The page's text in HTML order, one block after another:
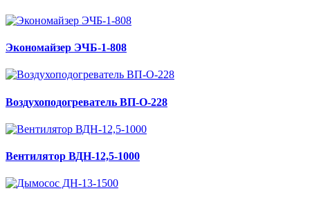
Экономайзер ЭЧБ-1-808
Воздухоподогреватель ВП-О-228
Вентилятор ВДН-12,5-1000